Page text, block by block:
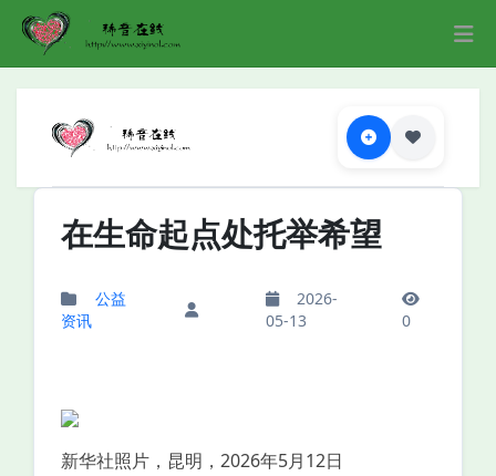
在生命起点处托举希望
公益
资讯
2026-
05-13
0
新华社照片，昆明，2026年5月12日